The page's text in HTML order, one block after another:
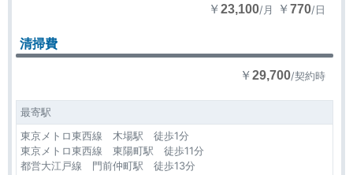
￥23,100/月 ￥770/日
清掃費
￥29,700/契約時
最寄駅
東京メトロ東西線 木場駅 徒歩1分
東京メトロ東西線 東陽町駅 徒歩11分
都営大江戸線 門前仲町駅 徒歩13分